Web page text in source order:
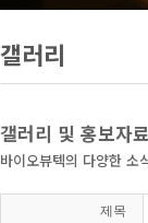
갤러리
갤러리 및 홍보자
바이오뷰텍의 다양한 소
제목